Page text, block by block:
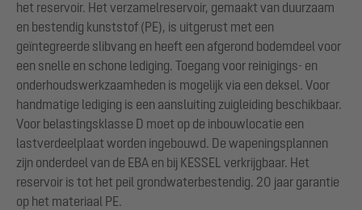
het reservoir. Het verzamelreservoir, gemaakt van duurzaam
en bestendig kunststof (PE), is uitgerust met een
geïntegreerde slibvang en heeft een afgerond bodemdeel voor
een snelle en schone lediging. Toegang voor reinigings- en
onderhoudswerkzaamheden is mogelijk via een deksel. Voor
handmatige lediging is een aansluiting zuigleiding beschikbaar.
Voor belastingsklasse D moet op de inbouwlocatie een
lastverdeelplaat worden ingebouwd. De wapeningsplannen
zijn onderdeel van de EBA en bij KESSEL verkrijgbaar. Het
reservoir is tot het peil grondwaterbestendig. 20 jaar garantie
op het materiaal PE.